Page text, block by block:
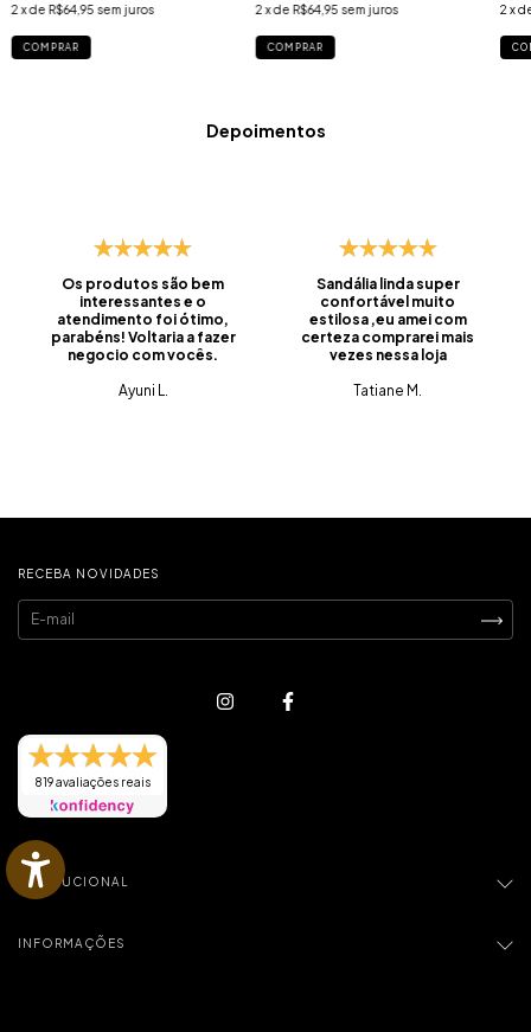
2 x de R$64,95 sem juros
COMPRAR
2 x de R$64,95 sem juros
COMPRAR
2 x
Depoimentos
Os produtos são bem
interessantes e o
atendimento foi ótimo,
parabéns! Voltaria a fazer
negocio com vocês.
Ayuni L.
Sandália linda super
confortável muito
estilosa ,eu amei com
certeza comprarei mais
vezes nessa loja
Tatiane M.
RECEBA NOVIDADES
819 avaliações reais
INSTITUCIONAL
INFORMAÇÕES